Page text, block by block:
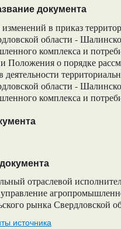
документа
в приказ
области -
комплекса и
Положения о порядке
области -
комплекса и
отраслевой
рынка Свердловской
источника